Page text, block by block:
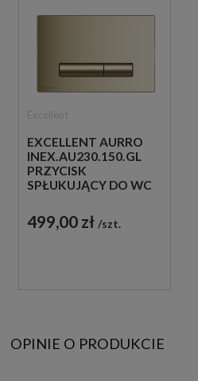
EXCELLENT AURRO
INEX.AU230.150.GL
PRZYCISK
SPŁUKUJĄCY DO WC
499,00 zł szt.
OPINIE O PRODUKCIE